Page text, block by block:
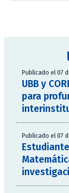
Publicado el 07
UBB y
para
Publicado el 07